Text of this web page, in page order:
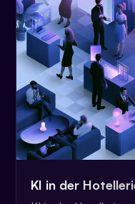
KI in der